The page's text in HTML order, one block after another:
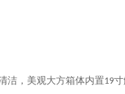
洁，美观大方箱体内置19